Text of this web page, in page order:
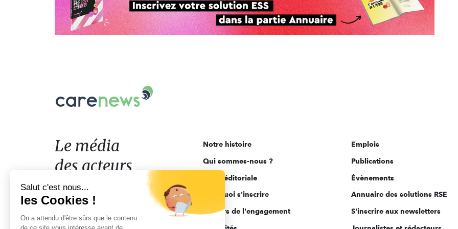
Le
acteurs
de
l'engagement
Le média
des acteurs
de l'engagement
Notre histoire
Qui sommes-nous ?
Ligne éditoriale
Pourquoi s'inscrire
Acteurs de l'engagement
Emplois
Publications
Évènements
Annuaire des solutions RSE
S'inscrire aux newsletters
Salut c'est nous...
les Cookies !
On a attendu d'être sûrs que le contenu
de ce site vous intéresse avant de